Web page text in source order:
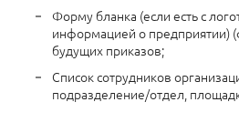
Форму бланка (если есть с
информацией о предприятии)
будущих приказов;
Список сотрудников
подразделение/отдел,